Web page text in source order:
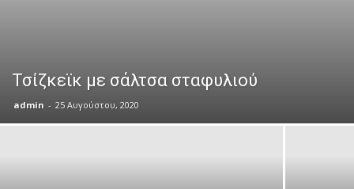
Τσίζκεϊκ με σάλτσα σταφυλιού
admin - 25 Αυγούστου, 2020